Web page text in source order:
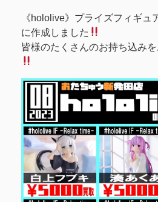
《hololive》プライズフィギュ
に作成しました
皆様のたくさんのお持ち込み